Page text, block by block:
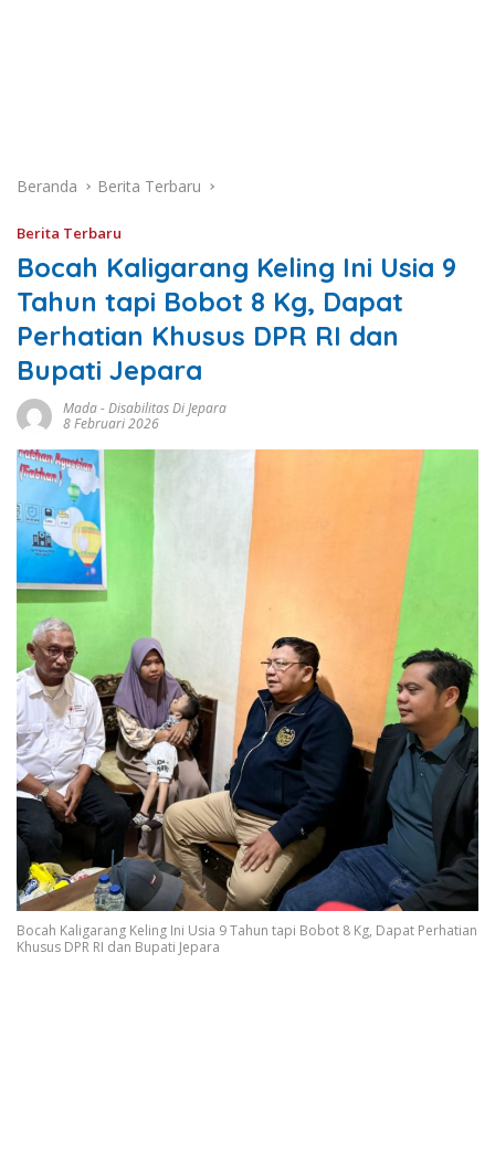
Beranda Berita Terbaru
Berita Terbaru
Bocah Kaligarang Keling Ini Usia 9
Tahun tapi Bobot 8 Kg, Dapat
Perhatian Khusus DPR RI dan
Bupati Jepara
Mada-Disabilitas Di Jepara
8 Februari 2026
Bocah Kaligarang Keling Ini Usia 9 Tahun tapi Bobot 8 Kg, Dapat Perhatian
Khusus DPR RI dan Bupati Jepara